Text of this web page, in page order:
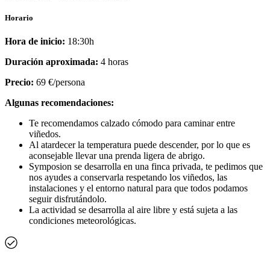
Horario
Hora de inicio: 18:30h
Duración aproximada: 4 horas
Precio: 69 €/persona
Algunas recomendaciones:
Te recomendamos calzado cómodo para caminar entre
viñedos.
Al atardecer la temperatura puede descender, por lo que es
aconsejable llevar una prenda ligera de abrigo.
Symposion se desarrolla en una finca privada, te pedimos que
nos ayudes a conservarla respetando los viñedos, las
instalaciones y el entorno natural para que todos podamos
seguir disfrutándolo.
La actividad se desarrolla al aire libre y está sujeta a las
condiciones meteorológicas.